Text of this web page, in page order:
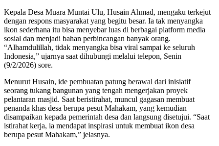
Kepala Desa Muara Muntai Ulu, Husain Ahmad, mengaku terkejut
dengan respons masyarakat yang begitu besar. Ia tak menyangka
ikon sederhana itu bisa menyebar luas di berbagai platform media
sosial dan menjadi bahan perbincangan banyak orang.
“Alhamdulillah, tidak menyangka bisa viral sampai ke seluruh
Indonesia,” ujarnya saat dihubungi melalui telepon, Senin
(9/2/2026) sore.
Menurut Husain, ide pembuatan patung berawal dari inisiatif
seorang tukang bangunan yang tengah mengerjakan proyek
pelantaran masjid. Saat beristirahat, muncul gagasan membuat
penanda khas desa berupa pesut Mahakam, yang kemudian
disampaikan kepada pemerintah desa dan langsung disetujui. “Saat
istirahat kerja, ia mendapat inspirasi untuk membuat ikon desa
berupa pesut Mahakam,” jelasnya.